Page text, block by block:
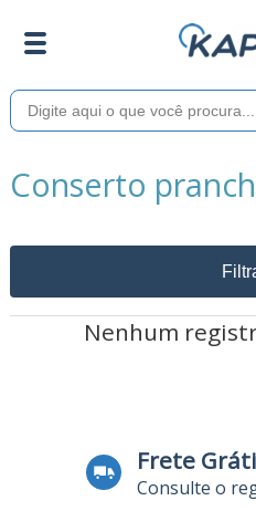
Conserto
Nenhum
Frete
Consulte o